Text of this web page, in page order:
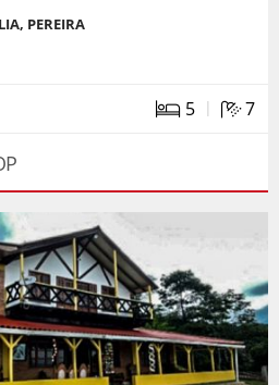
PEREIRA
5 | 7